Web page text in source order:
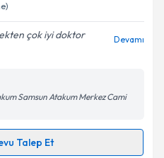
ilişkin
kabul ediyorum.
Gönder
çok iyi doktor
Devamı
Samsun Atakum Merkez Cami
Talep Et